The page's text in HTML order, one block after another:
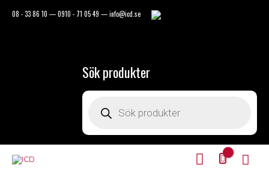
08 - 33 86 10 —0910 - 71 05 49 —info@icd.se
Sök produkter
Products
Mitt
Konto